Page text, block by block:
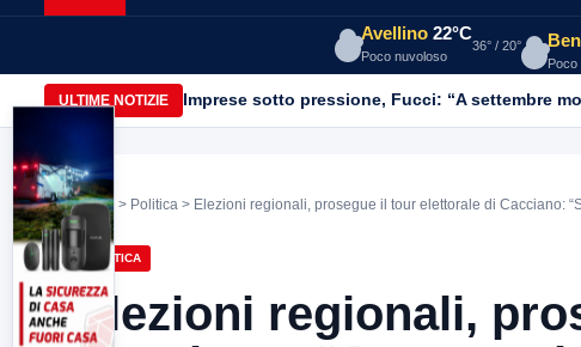
Avellino 22°C
Poco nuvoloso
36° / 20°
Poco
ULTIME NOTIZIE Imprese sotto pressione, Fucci: “A settembre
Home > Politica > Elezioni regionali, prosegue il tour elettorale di Cacciano:
POLITICA
Elezioni regionali,